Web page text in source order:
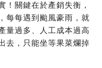
！關鍵在於產銷失衡，
每每遇到颱風豪雨，就
量過多、人工成本過高
去，只能坐等果菜爛掉